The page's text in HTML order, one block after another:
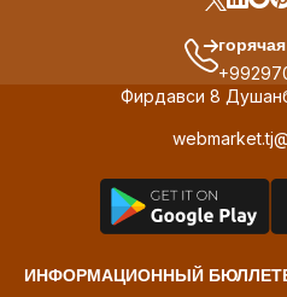
Фирдавси 8
ИНФОРМАЦИОННЫЙ